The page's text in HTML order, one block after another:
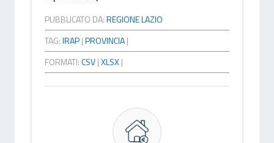
PUBBLICATO DA:REGIONE LAZIO
TAG:IRAP|PROVINCIA|
FORMATI:CSV|XLSX|